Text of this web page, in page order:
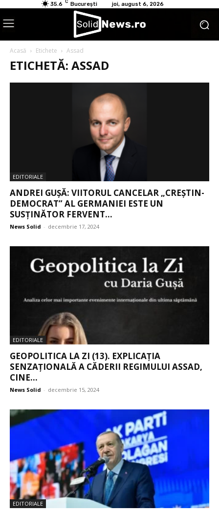
35.6 C București joi, august 6, 2026
Acasă Etichete Assad
ETICHETĂ: ASSAD
EDITORIALE
ANDREI GUȘĂ: VIITORUL CANCELAR „CREȘTIN-
DEMOCRAT” AL GERMANIEI ESTE UN
SUSȚINĂTOR FERVENT...
News Solid - decembrie 17, 2024
EDITORIALE
GEOPOLITICA LA ZI (13). EXPLICAȚIA
SENZAȚIONALĂ A CĂDERII REGIMULUI ASSAD,
CINE...
News Solid - decembrie 15, 2024
EDITORIALE